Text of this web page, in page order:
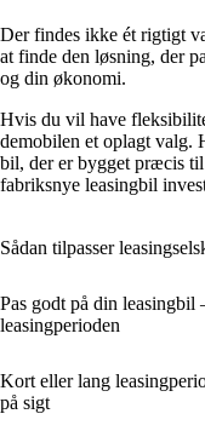
Der findes ikke ét rigtigt
at finde den løsning, der
og din økonomi.
Hvis du vil have
demobilen et oplagt valg.
bil, der er bygget præcis
fabriksnye leasingbil
Sådan tilpasser
Pas godt på din leasingbil
leasingperioden
Kort eller lang
på sigt